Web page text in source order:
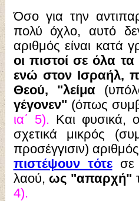
Όσο για την
πολύ όχλο, αυτό
αριθμός είναι κατά
οι πιστοί σε όλα τα
ενώ στον Ισραήλ,
Θεού,
"λείμα
γέγονεν" (όπως
ια΄ 5). Και φυσικά,
σχετικά μικρός
προσέγγισιν)
πιστέψουν τότεσε
λαού,ως "απαρχή"
4).